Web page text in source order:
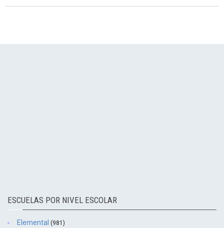
ESCUELAS POR NIVEL ESCOLAR
Elemental (981)